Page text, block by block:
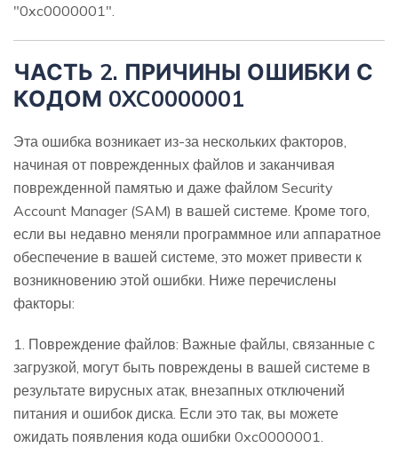
"0xc0000001".
ЧАСТЬ 2. ПРИЧИНЫ ОШИБКИ С
КОДОМ 0XC0000001
Эта ошибка возникает из-за нескольких факторов,
начиная от поврежденных файлов и заканчивая
поврежденной памятью и даже файлом Security
Account Manager (SAM) в вашей системе. Кроме того,
если вы недавно меняли программное или аппаратное
обеспечение в вашей системе, это может привести к
возникновению этой ошибки. Ниже перечислены
факторы:
1. Повреждение файлов: Важные файлы, связанные с
загрузкой, могут быть повреждены в вашей системе в
результате вирусных атак, внезапных отключений
питания и ошибок диска. Если это так, вы можете
ожидать появления кода ошибки 0xc0000001.